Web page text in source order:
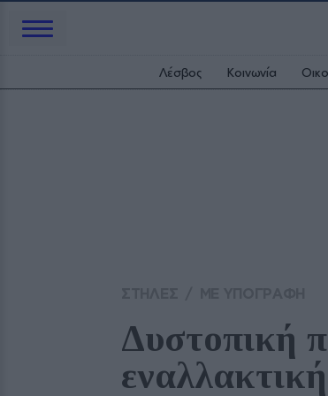
Λέσβος Κοινωνία
Δυστοπική